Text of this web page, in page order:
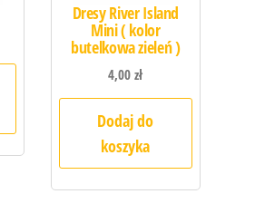
Dresy River Island
Mini ( kolor
butelkowa zieleń )
4,00zł
Dodaj do
koszyka